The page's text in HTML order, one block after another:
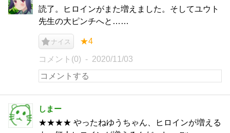
読了。ヒロインがまた増えました。そしてユウト
先生の大ピンチへと……
ナイス ★4
コメント(0) 2020/11/03
しまー
★★★★ やったねゆうちゃん、ヒロインが増える